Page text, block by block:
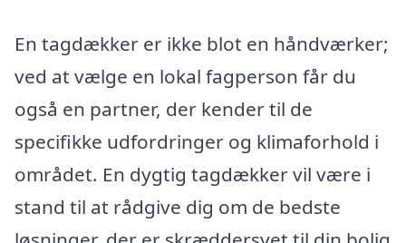
En tagdækker er ikke blot en håndværker;
ved at vælge en lokal fagperson får du
også en partner, der kender til de
specifikke udfordringer og klimaforhold i
området. En dygtig tagdækker vil være i
stand til at rådgive dig om de bedste